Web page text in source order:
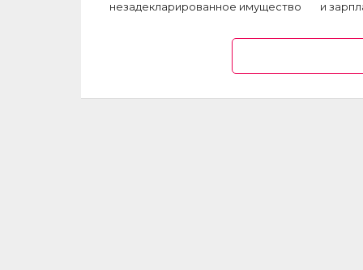
незадекларированное имущество
и